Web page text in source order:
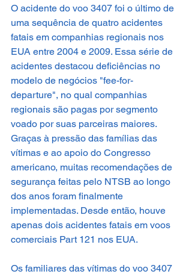
O acidente do voo 3407 foi o último de
uma sequência de quatro acidentes
fatais em companhias regionais nos
EUA entre 2004 e 2009. Essa série de
acidentes destacou deficiências no
modelo de negócios "fee-for-
departure", no qual companhias
regionais são pagas por segmento
voado por suas parceiras maiores.
Graças à pressão das famílias das
vítimas e ao apoio do Congresso
americano, muitas recomendações de
segurança feitas pelo NTSB ao longo
dos anos foram finalmente
implementadas. Desde então, houve
apenas dois acidentes fatais em voos
comerciais Part 121 nos EUA.
Os familiares das vítimas do voo 3407